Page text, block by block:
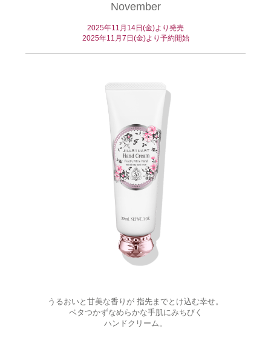
November
2025年11月14日(金)より発売
2025年11月7日(金)より予約開始
うるおいと甘美な香りが 指先までとけ込む幸せ。
ベタつかずなめらかな手肌にみちびく
ハンドクリーム。